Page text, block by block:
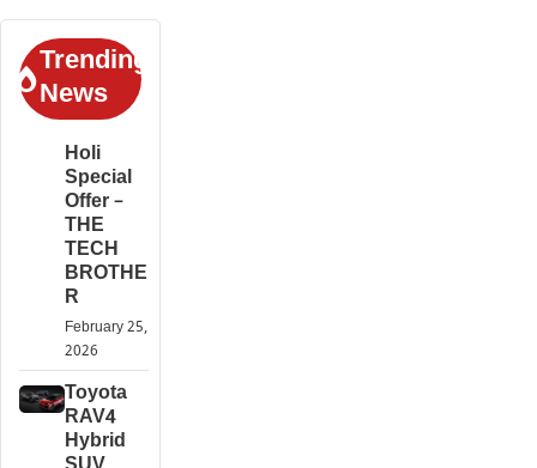
Trending
News
Holi
Special
Offer –
THE
TECH
BROTHE
R
February 25,
2026
Toyota
RAV4
Hybrid